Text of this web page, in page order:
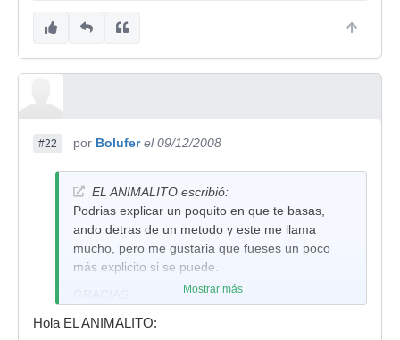
#22 por Bolufer el 09/12/2008
EL ANIMALITO escribió:
Podrias explicar un poquito en que te basas,
ando detras de un metodo y este me llama
mucho, pero me gustaria que fueses un poco
más explicito si se puede.
Mostrar más
Hola EL ANIMALITO: